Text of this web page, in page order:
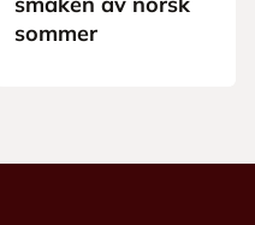
sommer